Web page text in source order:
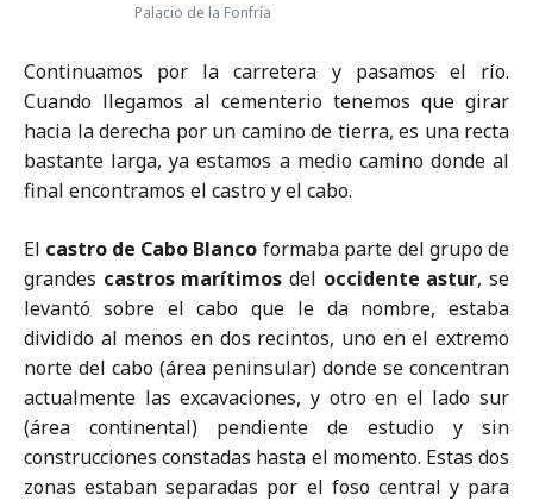
Palacio de la Fonfría
Continuamos por la carretera y pasamos el río.
Cuando llegamos al cementerio tenemos que girar
hacia la derecha por un camino de tierra, es una recta
bastante larga, ya estamos a medio camino donde al
final encontramos el castro y el cabo.
El castro de Cabo Blanco formaba parte del grupo de
grandes castros marítimos del occidente astur, se
levantó sobre el cabo que le da nombre, estaba
dividido al menos en dos recintos, uno en el extremo
norte del cabo (área peninsular) donde se concentran
actualmente las excavaciones, y otro en el lado sur
(área continental) pendiente de estudio y sin
construcciones constadas hasta el momento. Estas dos
zonas estaban separadas por el foso central y para